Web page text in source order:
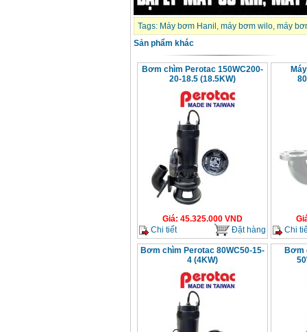
Tags: Máy bơm Hanil , máy bơm wilo, máy
Sản phẩm khác
Bơm chìm Perotac 150WC200-
20-18.5 (18.5KW)
Giá: 45.325.000 VND
Chi tiết
Đặt hàng
Chi
Bơm chìm Perotac 80WC50-15-
4 (4KW)
Bơm